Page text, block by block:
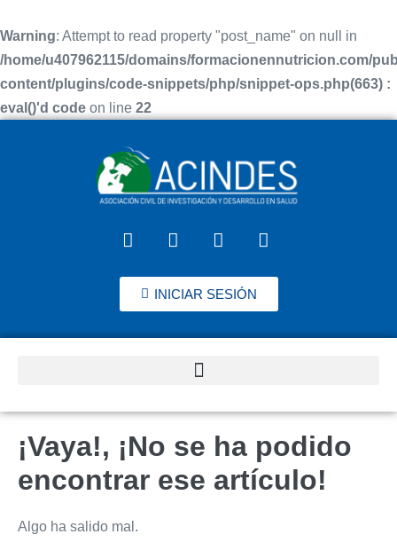
Warning: Attempt to read property "post_name" on null in
/home/u407962115/domains/formacionennutricion.com/
content/plugins/code-snippets/php/snippet-ops.php(663) :
eval()'d code on line 22
INICIAR SESIÓN
¡Vaya!, ¡No se ha podido
encontrar ese artículo!
Algo ha salido mal.